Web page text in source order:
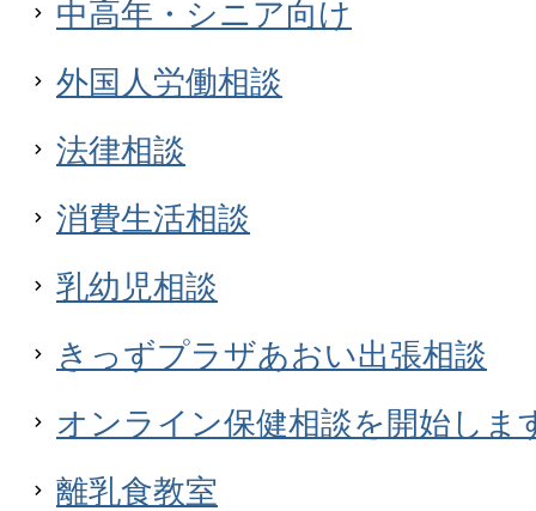
中高年・シニア向け
外国人労働相談
法律相談
消費生活相談
乳幼児相談
きっずプラザあおい出張相談
オンライン保健相談を開始しま
離乳食教室